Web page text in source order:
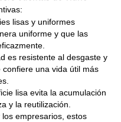
lisas y uniformes
uniforme y que las
es resistente al desgaste y
una vida útil más
lisa evita la acumulación
y la reutilización.
empresarios, estos